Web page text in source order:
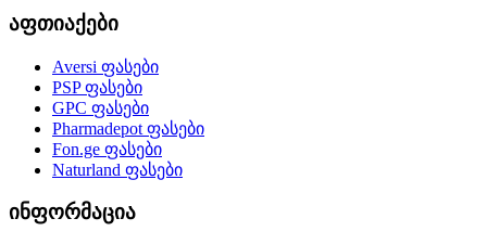
აფთიაქები
Aversi ფასები
PSPფასები
GPC ფასები
Pharmadepot ფასები
Fon.ge ფასები
Naturland ფასები
ინფორმაცია